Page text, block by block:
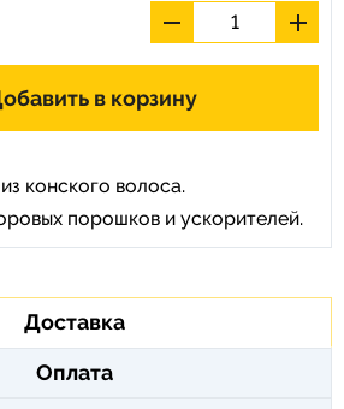
в корзину
конского волоса.
порошков и ускорителей.
Доставка
Оплата